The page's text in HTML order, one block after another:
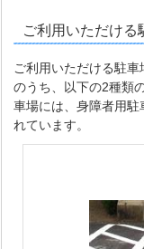
ご利用いただける
ご利用いただける駐
のうち、以下の2種類
車場には、身障者用駐
れています。